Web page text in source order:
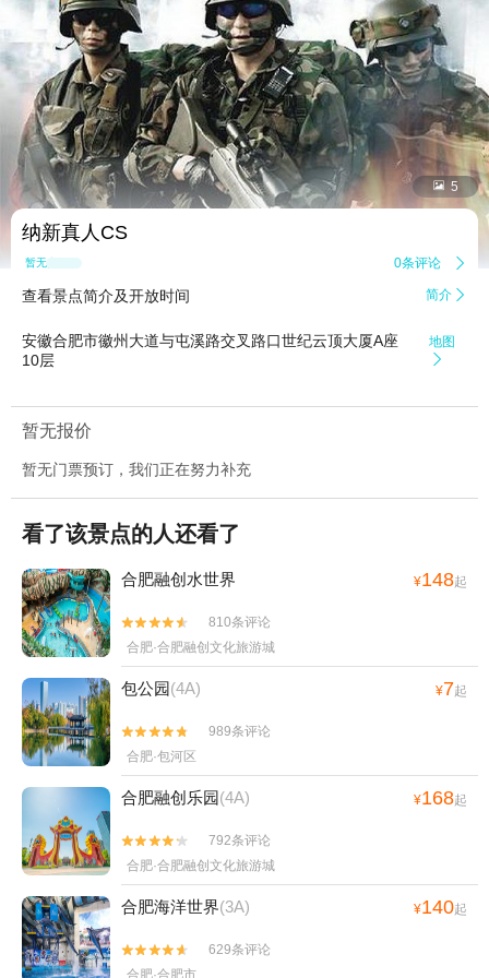
 5
纳新真人CS
暂无点评 0条评论 
查看景点简介及开放时间 简介 
安徽合肥市徽州大道与屯溪路交叉路口世纪云顶大厦A座
10层
地图

暂无报价
暂无门票预订，我们正在努力补充
看了该景点的人还看了
合肥融创水世界 ¥148起


810条评论
合肥·合肥融创文化旅游城
包公园(4A) ¥7起


989条评论
合肥·包河区
合肥融创乐园(4A) ¥168起


792条评论
合肥·合肥融创文化旅游城
合肥海洋世界(3A) ¥140起


629条评论